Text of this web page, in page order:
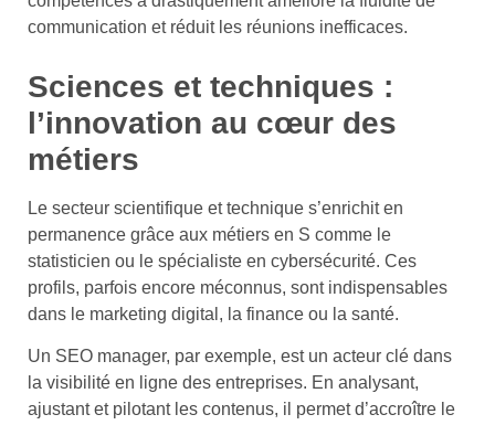
communication et réduit les réunions inefficaces.
Sciences et techniques :
l’innovation au cœur des
métiers
Le secteur scientifique et technique s’enrichit en
permanence grâce aux métiers en S comme le
statisticien ou le spécialiste en cybersécurité. Ces
profils, parfois encore méconnus, sont indispensables
dans le marketing digital, la finance ou la santé.
Un SEO manager, par exemple, est un acteur clé dans
la visibilité en ligne des entreprises. En analysant,
ajustant et pilotant les contenus, il permet d’accroître le